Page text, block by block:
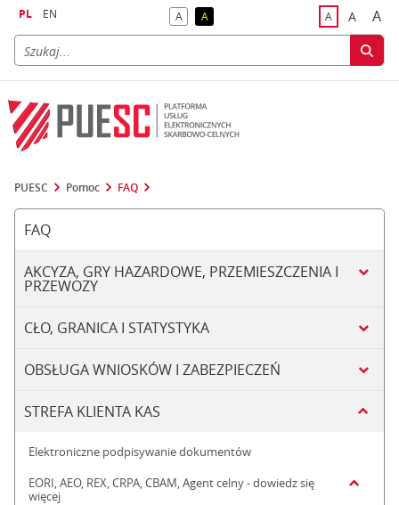
PL EN Akontrast domyślny
Akontrast żółty tekst na czarnym tle
Adomyślna
A A
PUESC Pomoc FAQ
FAQ
AKCYZA, GRY HAZARDOWE, PRZEMIESZCZENIA I
PRZEWOZY
CŁO, GRANICA I STATYSTYKA
OBSŁUGA WNIOSKÓW I ZABEZPIECZEŃ
STREFA KLIENTA KAS
Elektroniczne podpisywanie dokumentów
EORI, AEO, REX, CRPA, CBAM, Agent celny - dowiedz się
więcej